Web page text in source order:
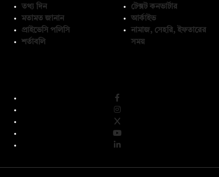
তথ্য দিন
মতামত জানান
প্রাইভেসি পলিসি
শর্তাবলি
টেক্সট কনভার্টার
আর্কাইভ
নামাজ, সেহরি, ইফতারের
সময়